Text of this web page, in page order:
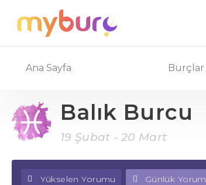
Ana Sayfa Burçlar
Balık Burcu
19 Şubat - 20 Mart
Yükselen Yorumu Günlük Yorum